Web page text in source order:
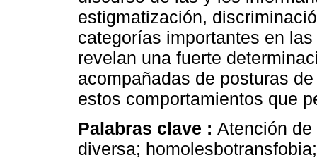
estigmatización,
categorías importantes en
revelan una fuerte
acompañadas de posturas
estos comportamientos que
Palabras clave : Atención
diversa;